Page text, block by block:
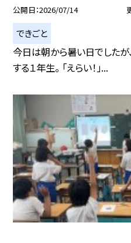
公開日 2026/07/14
できごと
今日は朝から暑い日でしたが
する１年生。 「えらい！」...